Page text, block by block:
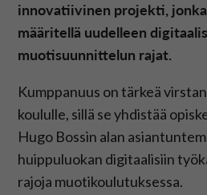
innovatiivinen projekti,
määritellä uudelleen
muotisuunnittelun rajat.
Kumppanuus on tärkeä
koululle, sillä se yhdistää
Hugo Bossin alan
huippuluokan digitaalisiin
rajoja muotikoulutuksessa.